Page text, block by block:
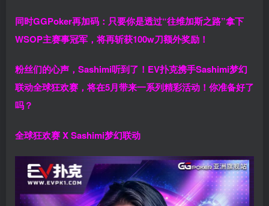
同时GGPoker再加码：只要你是透过“往维加斯之路”拿下
WSOP主赛事冠军，将再斩获100w刀额外奖励！
粉丝们的心声，Sashimi听到了！EV扑克携手Sashimi梦幻
联动全球狂欢赛，将在5月带来一系列精彩活动！你准备好了
吗？
全球狂欢赛 X Sashimi梦幻联动